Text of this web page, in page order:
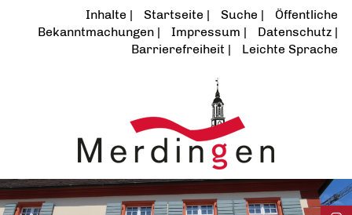
Inhalte Startseite Suche
Öffentliche
Bekanntmachungen
Impressum
Datenschutz
Barrierefreiheit
Leichte Sprache